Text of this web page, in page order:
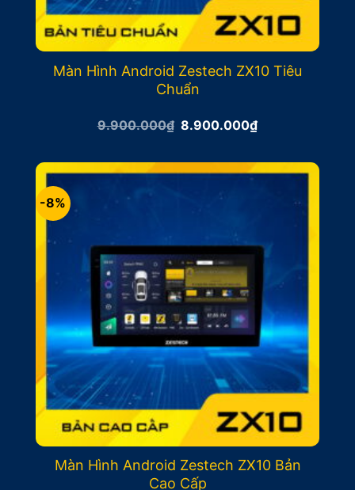
Màn Hình Android Zestech ZX10 Tiêu
Chuẩn
9.900.000₫ Giá
9.900.000₫.
8.900.000₫Giá
là:
8.900.000₫.
-8%
Màn Hình Android Zestech ZX10 Bản
Cao Cấp